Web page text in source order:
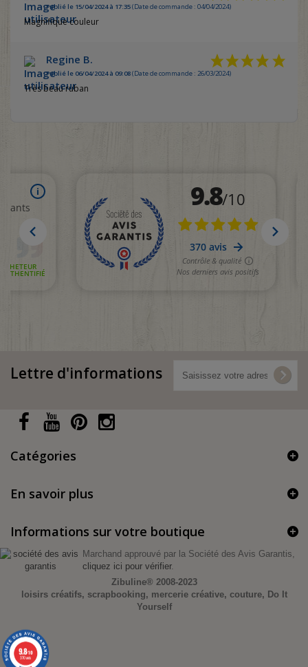
Publié le 15/04/2024 à 17:35(Date de commande : 04/04/2024)
Magnifique couleur
Regine B.
Publié le 06/04/2024 à 09:08(Date de commande : 26/03/2024)
Très beau ruban
Lettre d'informations
Catégories
En savoir plus
Informations sur votre boutique
Marchand approuvé par la Société des Avis Garantis,
cliquez ici pour vérifier.
Zibuline® 2008-2023
loisirs créatifs, scrapbooking, mercerie créative, couture, Do It
Yourself
9.8/10
370 avis